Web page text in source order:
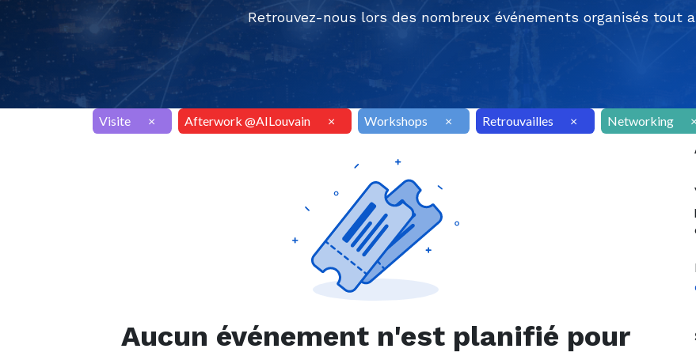
Retrouvez-nous lors des nombreux événements organisés tout
Visite × Afterwork @AILouvain × Workshops × Retrouvailles × Networking ×
Aucun événement n'est planifié pour